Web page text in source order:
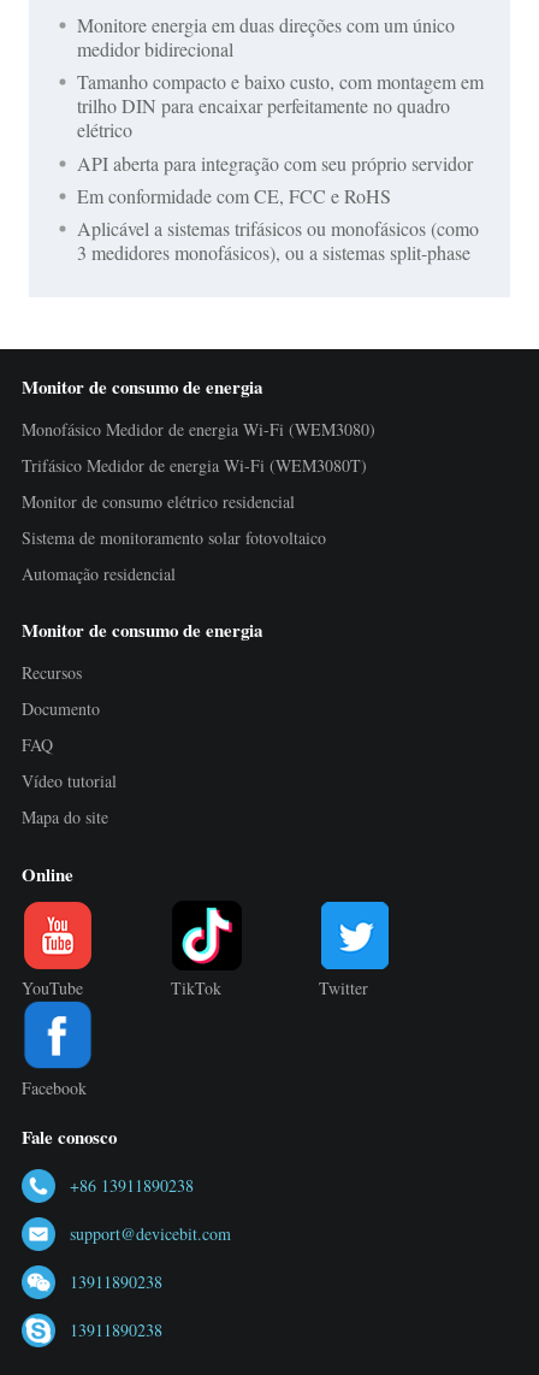
Monitore energia em duas direções com um único
medidor bidirecional
Tamanho compacto e baixo custo, com montagem em
trilho DIN para encaixar perfeitamente no quadro
elétrico
API aberta para integração com seu próprio servidor
Em conformidade com CE, FCC e RoHS
Aplicável a sistemas trifásicos ou monofásicos (como
3 medidores monofásicos), ou a sistemas split-phase
Monitor de consumo de energia
Monofásico Medidor de energia Wi-Fi (WEM3080)
Trifásico Medidor de energia Wi-Fi (WEM3080T)
Monitor de consumo elétrico residencial
Sistema de monitoramento solar fotovoltaico
Automação residencial
Monitor de consumo de energia
Recursos
Documento
FAQ
Vídeo tutorial
Mapa do site
Online
YouTube TikTok Twitter
Facebook
Fale conosco
+86 13911890238
support@devicebit.com
13911890238
13911890238